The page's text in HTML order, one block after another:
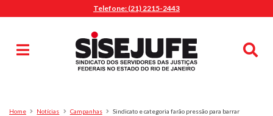
Telefone: (21) 2215-2443
Pesquisa
Home Notícias Campanhas
Sindicato e categoria farão pressão para barrar
MENU
Sindicalize-se